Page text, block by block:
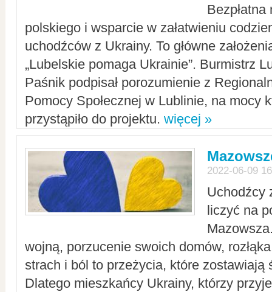
polskiego i wsparcie w załatwieniu
uchodźców z Ukrainy. To główne
„Lubelskie pomaga Ukrainie”. Burmistrz
Paśnik podpisał porozumienie z
Pomocy Społecznej w Lublinie, na mocy
przystąpiło do projektu. więcej »
2022-06-09
Uchodźcy
liczyć na
wojną, porzucenie swoich domów,
strach i ból to przeżycia, które zostawiają
Dlatego mieszkańcy Ukrainy, którzy